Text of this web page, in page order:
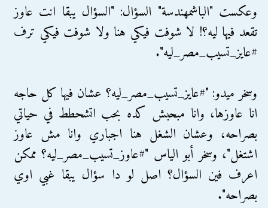
وعكست "الباشمهندسة" السؤال: "‏السؤال يبقا انت عاوز
تقعد فيها ليه؟! لا شوفت فيكي هنا ولا شوفت فيكي ترف
#عايز_تسيب_مصر_ليه".
وسخر ميدو: "#عايز_تسيب_مصر_ليه؟ عشان فيها كل حاجه
انا عاوزها، وانا مبحبش كده بحب اتشحطط في حياتي
بصراحه، وعشان الشغل هنا اجباري وانا مش عاوز
اشتغل"، وسخر أبو الياس "#عاوز_تسيب_مصر_ليه؟ ممكن
اعرف فين السؤال؟ اصل لو دا سؤال يبقا غبي اوي
بصراحه".